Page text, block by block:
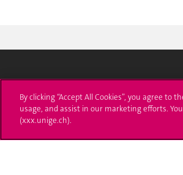
Université de Genève
24 rue du Général-Dufour
T. +41 (0)22 379 71 11
By clicking “Accept All Cookies”, you agree
usage, and assist in our marketing efforts.
(xxx.unige.ch).